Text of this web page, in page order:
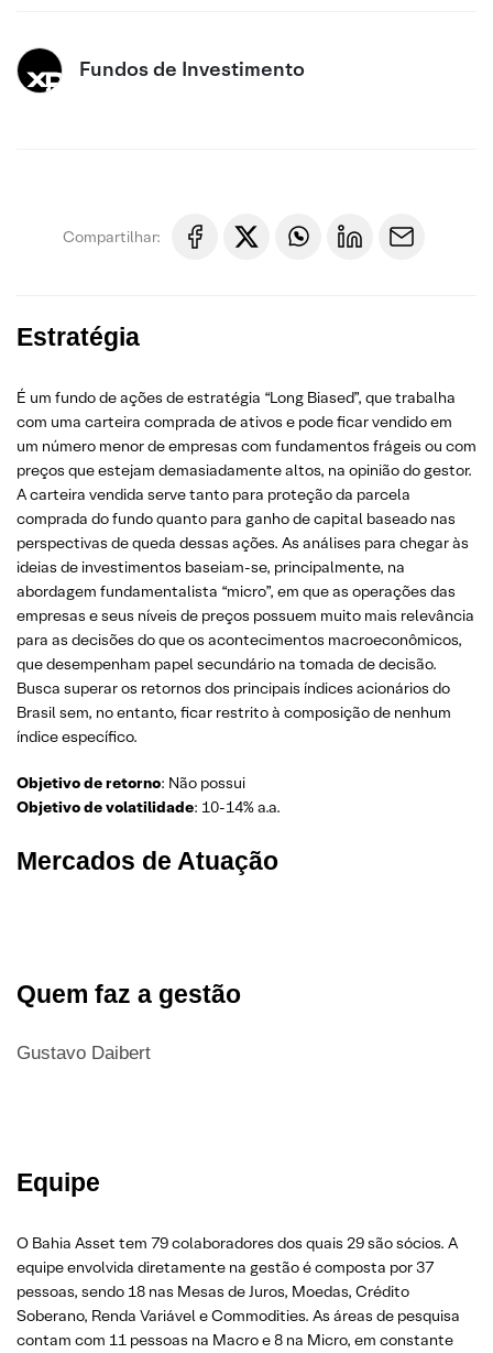
Fundos de Investimento
Compartilhar:
Estratégia
É um fundo de ações de estratégia “Long Biased”, que trabalha
com uma carteira comprada de ativos e pode ficar vendido em
um número menor de empresas com fundamentos frágeis ou com
preços que estejam demasiadamente altos, na opinião do gestor.
A carteira vendida serve tanto para proteção da parcela
comprada do fundo quanto para ganho de capital baseado nas
perspectivas de queda dessas ações. As análises para chegar às
ideias de investimentos baseiam-se, principalmente, na
abordagem fundamentalista “micro”, em que as operações das
empresas e seus níveis de preços possuem muito mais relevância
para as decisões do que os acontecimentos macroeconômicos,
que desempenham papel secundário na tomada de decisão.
Busca superar os retornos dos principais índices acionários do
Brasil sem, no entanto, ficar restrito à composição de nenhum
índice específico.
Objetivo de retorno: Não possui
Objetivo de volatilidade: 10-14% a.a.
Mercados de Atuação
Quem faz a gestão
Gustavo Daibert
Equipe
O Bahia Asset tem 79 colaboradores dos quais 29 são sócios. A
equipe envolvida diretamente na gestão é composta por 37
pessoas, sendo 18 nas Mesas de Juros, Moedas, Crédito
Soberano, Renda Variável e Commodities. As áreas de pesquisa
contam com 11 pessoas na Macro e 8 na Micro, em constante